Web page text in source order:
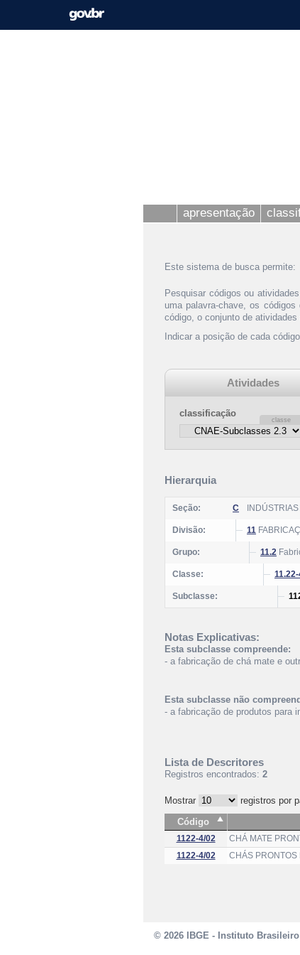
apresentação
Este sistema de busca permite:
Pesquisar códigos ou
uma palavra-chave, os
código, o conjunto de
Indicar a posição de cada
Atividades
classificação
Hierarquia
Seção: C
Divisão: 11
Grupo: 11.2
Classe:
Subclasse:
Notas Explicativas:
Esta subclasse compreende:
- a fabricação de chá mate e
Esta subclasse não
- a fabricação de produtos para
Lista de Descritores
Registros encontrados: 2
Mostrar
registros por
Código
1122-4/02
CHÁ MATE
1122-4/02
CHÁS PRONTOS
© 2026 IBGE - Instituto